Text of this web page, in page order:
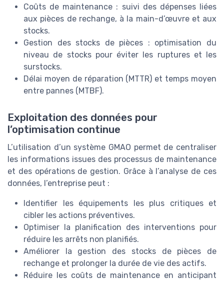
Coûts de maintenance : suivi des dépenses liées
aux pièces de rechange, à la main-d’œuvre et aux
stocks.
Gestion des stocks de pièces : optimisation du
niveau de stocks pour éviter les ruptures et les
surstocks.
Délai moyen de réparation (MTTR) et temps moyen
entre pannes (MTBF).
Exploitation des données pour
l’optimisation continue
L’utilisation d’un système GMAO permet de centraliser
les informations issues des processus de maintenance
et des opérations de gestion. Grâce à l’analyse de ces
données, l’entreprise peut :
Identifier les équipements les plus critiques et
cibler les actions préventives.
Optimiser la planification des interventions pour
réduire les arrêts non planifiés.
Améliorer la gestion des stocks de pièces de
rechange et prolonger la durée de vie des actifs.
Réduire les coûts de maintenance en anticipant